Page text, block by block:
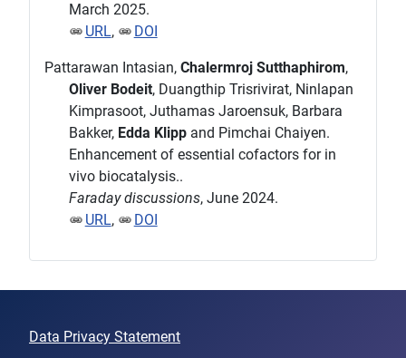
March 2025.
URL, DOI
Pattarawan Intasian, Chalermroj Sutthaphirom,
Oliver Bodeit, Duangthip Trisrivirat, Ninlapan
Kimprasoot, Juthamas Jaroensuk, Barbara
Bakker, Edda Klippand Pimchai Chaiyen.
Enhancement of essential cofactors for in
vivo biocatalysis..
Faraday discussions, June 2024.
URL, DOI
Data Privacy Statement